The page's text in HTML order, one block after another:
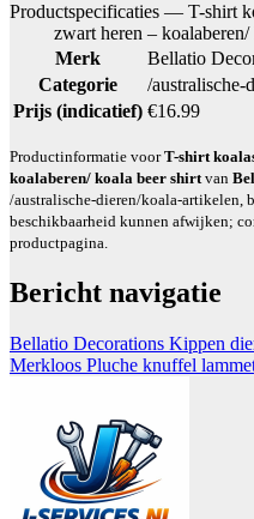
Productspecificaties — T-shirt
zwart heren –
Merk
Bellatio
Categorie
/australische-
Prijs (indicatief) €16.99
Productinformatie voorT-shirt
koalaberen/ koala beer shirtvan
/australische-dieren/koala-artikelen,
beschikbaarheid kunnen afwijken;
productpagina.
Bericht navigatie
Bellatio Decorations Kippen
Merkloos Pluche knuffel